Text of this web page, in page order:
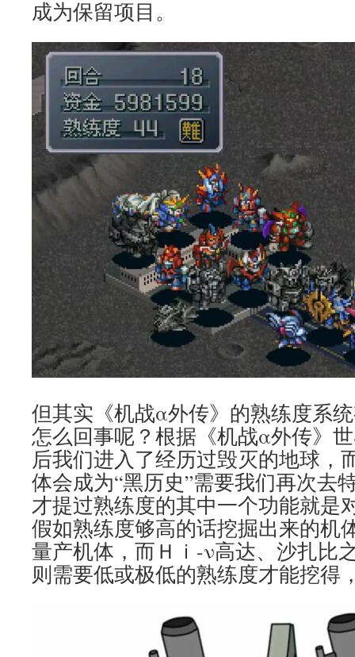
成为保留项目。
但其实《机战α外传》的熟练度系
怎么回事呢？根据《机战α外传》
后我们进入了经历过毁灭的地球，
体会成为“黑历史”需要我们再次去
才提过熟练度的其中一个功能就是
假如熟练度够高的话挖掘出来的机
量产机体，而Ｈｉ-ν高达、沙扎比
则需要低或极低的熟练度才能挖